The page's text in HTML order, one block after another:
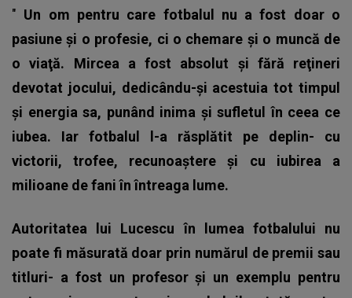
" Un om pentru care fotbalul nu a fost doar o
pasiune şi o profesie, ci o chemare şi o muncă de
o viaţă. Mircea a fost absolut şi fără reţineri
devotat jocului, dedicându-şi acestuia tot timpul
şi energia sa, punând inima şi sufletul în ceea ce
iubea. Iar fotbalul l-a răsplătit pe deplin- cu
victorii, trofee, recunoaştere şi cu iubirea a
milioane de fani în întreaga lume.
Autoritatea lui Lucescu în lumea fotbalului nu
poate fi măsurată doar prin numărul de premii sau
titluri- a fost un profesor şi un exemplu pentru